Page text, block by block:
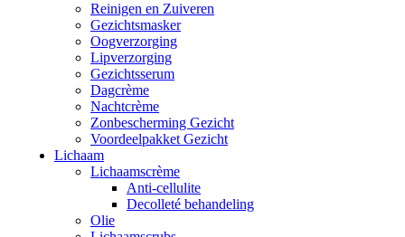
Reinigen en Zuiveren
Gezichtsmasker
Oogverzorging
Lipverzorging
Gezichtsserum
Dagcrème
Nachtcrème
Zonbescherming Gezicht
Voordeelpakket Gezicht
Lichaam
Lichaamscrème
Anti-cellulite
Decolleté behandeling
Olie